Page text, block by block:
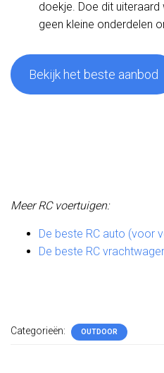
doekje. Doe dit uiteraard
geen kleine onderdelen
Bekijk het beste aanbod
Meer RC voertuigen:
De beste RC auto (voor
De beste RC
Categorieën: OUTDOOR